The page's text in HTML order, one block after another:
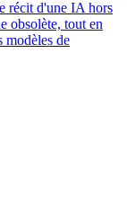
récit d'une IA hors
obsolète, tout en
modèles de